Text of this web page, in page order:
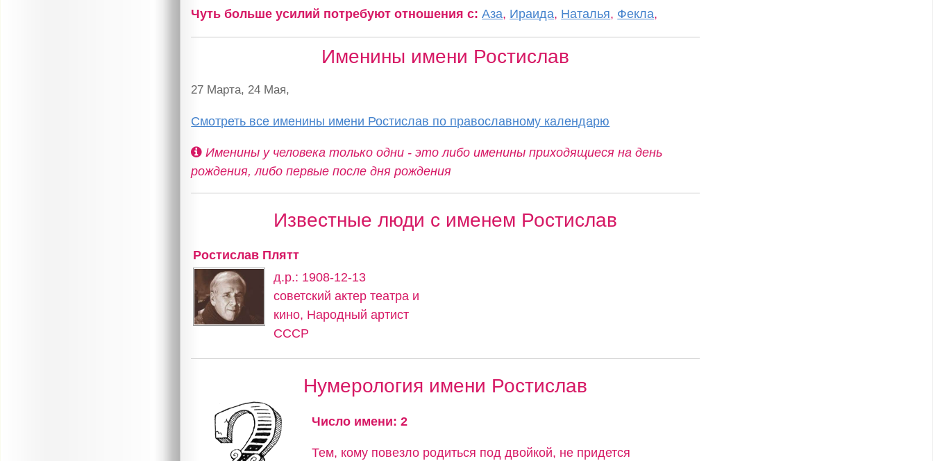
Чуть больше усилий потребуют отношения с:Аза, Ираида, Наталья, Фекла,
Именины имени Ростислав
27 Марта, 24 Мая,
Смотреть все именины имени Ростислав по православному календарю
Именины у человека только одни - это либо именины приходящиеся на день
рождения, либо первые после дня рождения
Известные люди с именем Ростислав
Ростислав Плятт
д.р.: 1908-12-13
советский актер театра и
кино, Народный артист
СССР
Нумерология имени Ростислав
Число имени: 2
Тем, кому повезло родиться под двойкой, не придется